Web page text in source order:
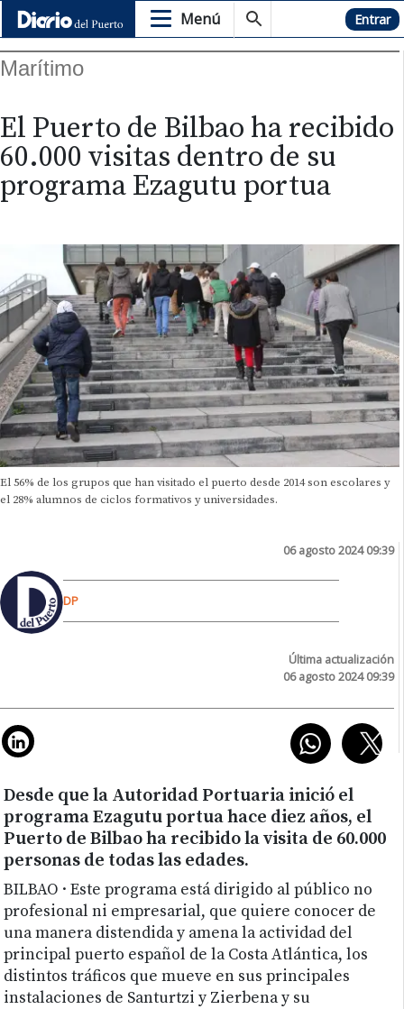
Menú Hemeroteca Entrar
Marítimo
El Puerto de Bilbao ha recibido
60.000 visitas dentro de su
programa Ezagutu portua
El 56% de los grupos que han visitado el puerto desde 2014 son escolares y
el 28% alumnos de ciclos formativos y universidades.
06 agosto 2024 09:39
DP
Última actualización
06 agosto 2024 09:39
Desde que la Autoridad Portuaria inició el
programa Ezagutu portua hace diez años, el
Puerto de Bilbao ha recibido la visita de 60.000
personas de todas las edades.
BILBAO · Este programa está dirigido al público no
profesional ni empresarial, que quiere conocer de
una manera distendida y amena la actividad del
principal puerto español de la Costa Atlántica, los
distintos tráficos que mueve en sus principales
instalaciones de Santurtzi y Zierbena y su